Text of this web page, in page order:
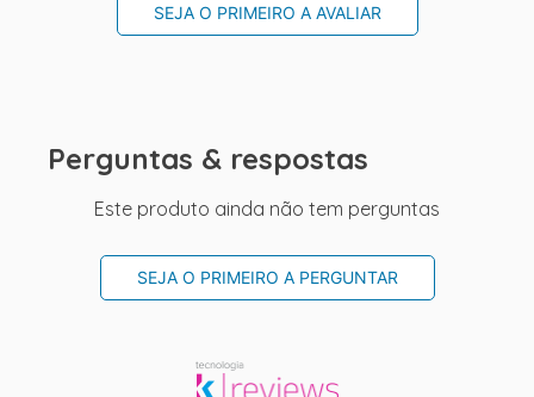
SEJA O PRIMEIRO A AVALIAR
Perguntas & respostas
Este produto ainda não tem perguntas
SEJA O PRIMEIRO A PERGUNTAR